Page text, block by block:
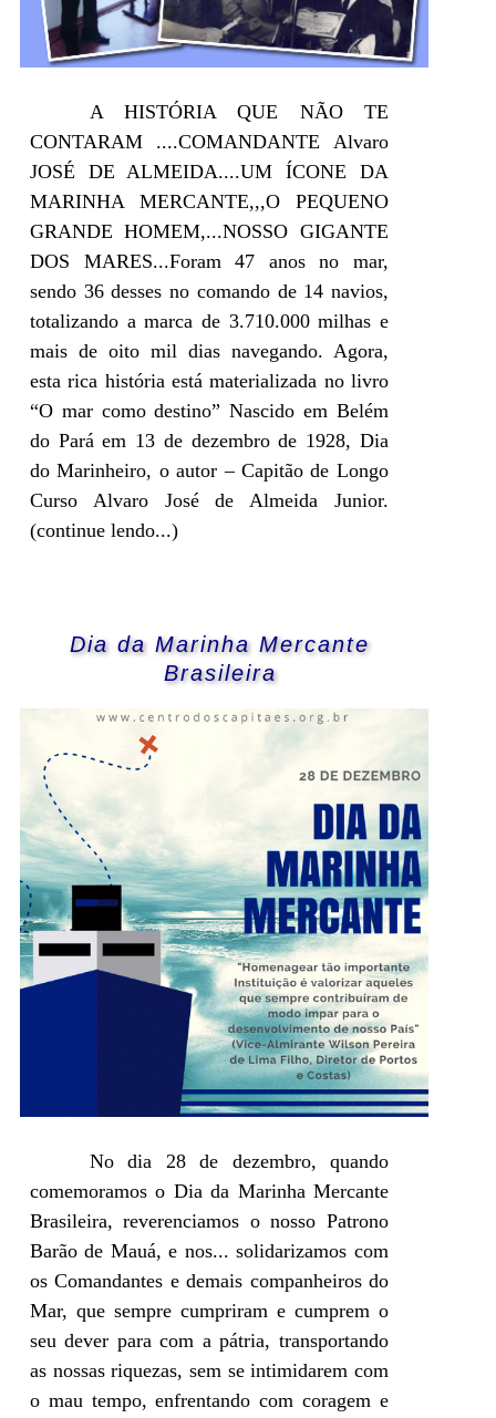
A HISTÓRIA QUE NÃO TE
CONTARAM ....COMANDANTE Alvaro
JOSÉ DE ALMEIDA....UM ÍCONE DA
MARINHA MERCANTE,,,O PEQUENO
GRANDE HOMEM,...NOSSO GIGANTE
DOS MARES...Foram 47 anos no mar,
sendo 36 desses no comando de 14 navios,
totalizando a marca de 3.710.000 milhas e
mais de oito mil dias navegando. Agora,
esta rica história está materializada no livro
“O mar como destino” Nascido em Belém
do Pará em 13 de dezembro de 1928, Dia
do Marinheiro, o autor – Capitão de Longo
Curso Alvaro José de Almeida Junior.
(continue lendo...)
Dia da Marinha Mercante
Brasileira
No dia 28 de dezembro, quando
comemoramos o Dia da Marinha Mercante
Brasileira, reverenciamos o nosso Patrono
Barão de Mauá, e nos... solidarizamos com
os Comandantes e demais companheiros do
Mar, que sempre cumpriram e cumprem o
seu dever para com a pátria, transportando
as nossas riquezas, sem se intimidarem com
o mau tempo, enfrentando com coragem e